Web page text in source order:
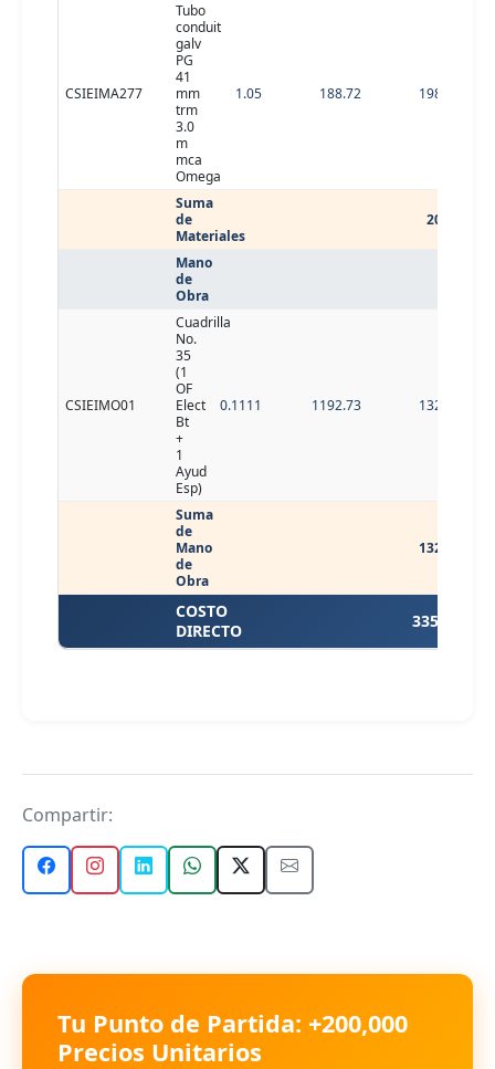
CSIEIMA277
Tubo
conduit
galv
PG
41
mm
trm
3.0
m
mca
Omega
1.05 188.72 198.16
Suma
de
Materiales
203.1
Mano
de
Obra
CSIEIMO01
Cuadrilla
No.
35
(1
OF
Elect
Bt
+
1
Ayud
Esp)
0.1111 1192.73 132.51
Suma
de
Mano
de
Obra
132.51
COSTO
DIRECTO
335.61
Compartir:
Tu Punto de Partida: +200,000
Precios Unitarios